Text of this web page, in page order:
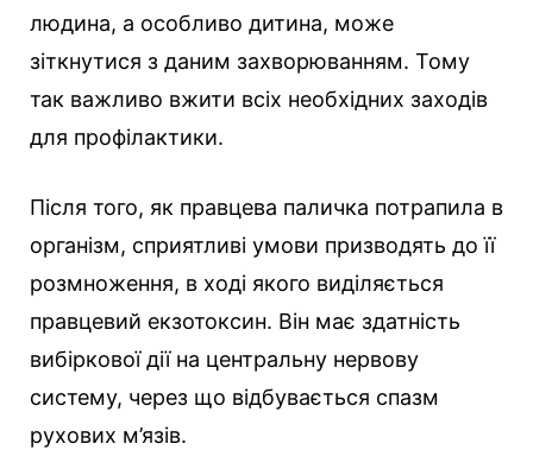
людина, а особливо дитина, може
зіткнутися з даним захворюванням. Тому
так важливо вжити всіх необхідних заходів
для профілактики.
Після того, як правцева паличка потрапила в
організм, сприятливі умови призводять до її
розмноження, в ході якого виділяється
правцевий екзотоксин. Він має здатність
вибіркової дії на центральну нервову
систему, через що відбувається спазм
рухових м’язів.